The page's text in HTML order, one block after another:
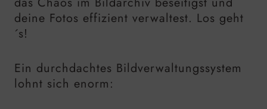
deine Fotos effizient verwaltest. Los geht
´s!
Ein durchdachtes Bildverwaltungssystem
lohnt sich enorm: